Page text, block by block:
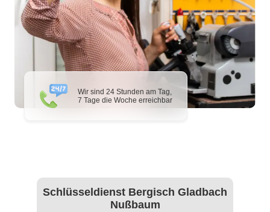
Wir sind 24 Stunden am Tag,
7 Tage die Woche erreichbar
Schlüsseldienst Bergisch Gladbach
Nußbaum